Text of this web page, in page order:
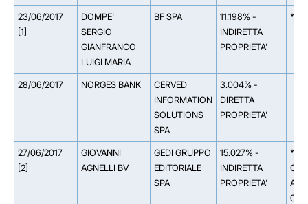
23/06/2017
[1]
DOMPE'
SERGIO
GIANFRANCO
LUIGI MARIA
BF SPA
11.198% -
INDIRETTA
PROPRIETA'
**
28/06/2017 NORGES BANK
CERVED
INFORMATION
SOLUTIONS
SPA
3.004% -
DIRETTA
PROPRIETA'
27/06/2017
[2]
GIOVANNI
AGNELLI BV
GEDI GRUPPO
EDITORIALE
SPA
15.027% -
INDIRETTA
PROPRIETA'
**